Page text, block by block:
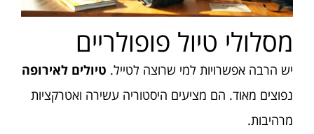
מסלולי טיול פופולריים
יש הרבה אפשרויות למי שרוצה לטייל. טיולים לאירופה
נפוצים מאוד. הם מציעים היסטוריה עשירה ואטרקציות
מרהיבות.